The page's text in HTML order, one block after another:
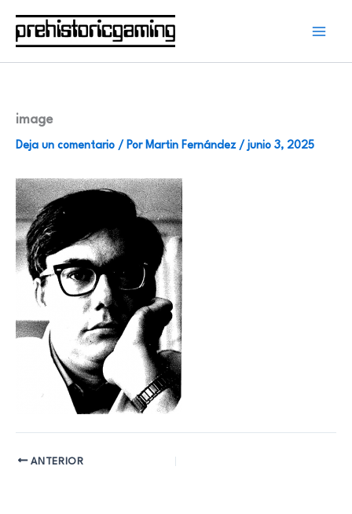
contenido
image
Deja un comentario / Por Martin Fernández / junio 3, 2025
ANTERIOR